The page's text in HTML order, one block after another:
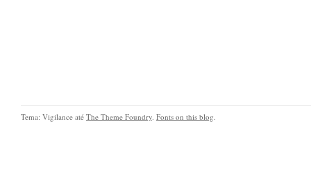
Tema: Vigilance até The Theme Foundry. Fonts on this blog.